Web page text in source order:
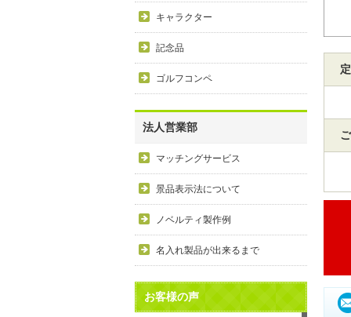
キャラクター
記念品
ゴルフコンペ
法人営業部
マッチングサービス
景品表示法について
ノベルティ製作例
名入れ製品が出来るまで
お客様の声